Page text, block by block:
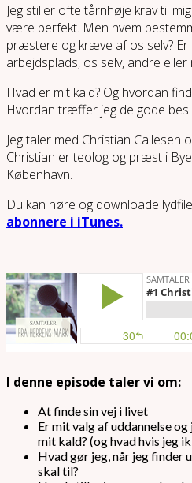
Jeg stiller ofte tårnhøje krav til
være perfekt. Men hvem
præstere og kræve af os selv? Er
arbejdsplads, os selv, andre eller
Hvad er mit kald? Og hvordan
Hvordan træffer jeg de gode
Jeg taler med Christian Callesen
Christian er teolog og præst i
København.
Du kan høre og downloade
abonnere i iTunes.
I denne episode taler vi om:
At finde sin vej i livet
Er mit valg af uddannelse
mit kald? (og hvad hvis jeg
Hvad gør jeg, når jeg finder
skal til?